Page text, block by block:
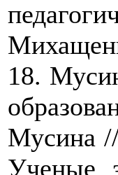
18.
Мусина //
Ученые